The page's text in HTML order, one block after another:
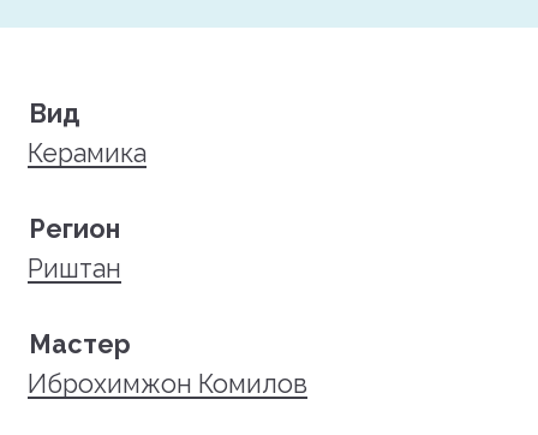
Вид
Керамика
Регион
Риштан
Мастер
Иброхимжон Комилов